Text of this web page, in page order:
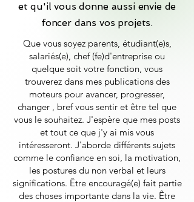
et qu'il vous donne aussi envie de
foncer dans vos projets.
Que vous soyez parents, étudiant(e)s,
salariés(e), chef (fe)d'entreprise ou
quelque soit votre fonction, vous
trouverez dans mes publications des
moteurs pour avancer, progresser,
changer , bref vous sentir et être tel que
vous le souhaitez. J'espère que mes posts
et tout ce que j'y ai mis vous
intéresseront. J'aborde différents sujets
comme le confiance en soi, la motivation,
les postures du non verbal et leurs
significations. Être encouragé(e) fait partie
des choses importante dans la vie. Être